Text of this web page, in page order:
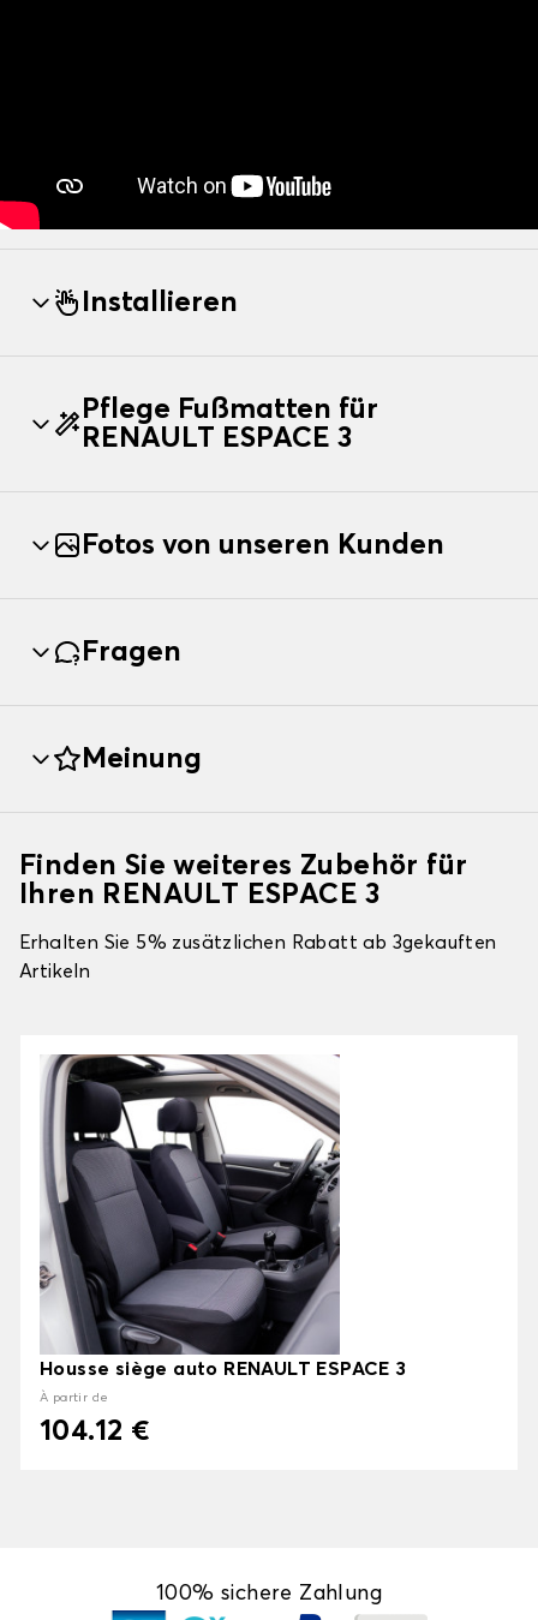
Installieren
Pflege Fußmatten für
RENAULT ESPACE 3
Fotos von unseren Kunden
Fragen
Meinung
Finden Sie weiteres Zubehör für
Ihren RENAULT ESPACE 3
Erhalten Sie 5% zusätzlichen Rabatt ab 3gekauften
Artikeln
Housse siège auto RENAULT ESPACE 3
À partir de
104.12 €
100% sichere Zahlung